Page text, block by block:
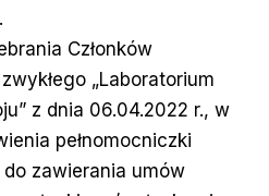
Członków
„Laboratorium
z dnia 06.04.2022 r., w
pełnomocniczki
zawierania umów